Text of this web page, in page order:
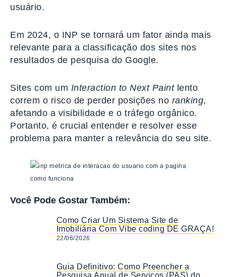
usuário.
Em 2024, o INP se tornará um fator ainda mais
relevante para a classificação dos sites nos
resultados de pesquisa do Google.
Sites com um Interaction to Next Paintlento
correm o risco de perder posições no ranking,
afetando a visibilidade e o tráfego orgânico.
Portanto, é crucial entender e resolver esse
problema para manter a relevância do seu site.
Você Pode Gostar Também:
Como Criar Um Sistema Site de
Imobiliária Com Vibe coding DE GRAÇA!
22/06/2026
Guia Definitivo: Como Preencher a
Pesquisa Anual de Serviços (PAS) do